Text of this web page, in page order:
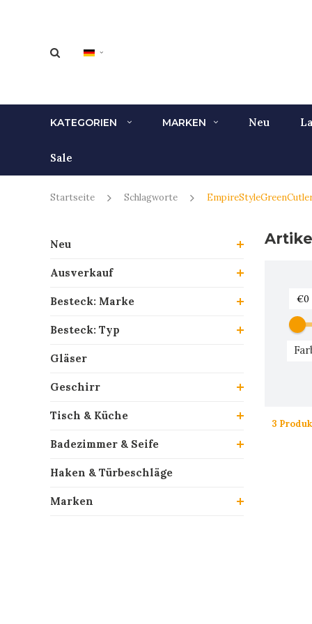
KATEGORIEN MARKEN Neu
Sale
Startseite Schlagworte
Neu
Ausverkauf
Besteck: Marke
Besteck: Typ
Gläser
Geschirr
Tisch & Küche
Badezimmer & Seife
Haken & Türbeschläge
Marken
3